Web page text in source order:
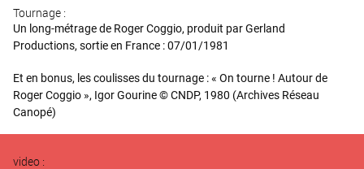
Tournage :
Un long-métrage de Roger Coggio, produit par Gerland
Productions, sortie en France : 07/01/1981
Et en bonus, les coulisses du tournage : « On tourne ! Autour de
Roger Coggio », Igor Gourine © CNDP, 1980 (Archives Réseau
Canopé)
video :